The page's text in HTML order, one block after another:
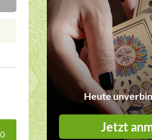
Heute
Jetzt